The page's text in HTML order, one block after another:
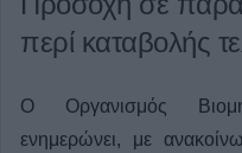
περί καταβολής
Ο Οργανισμός
ενημερώνει, με